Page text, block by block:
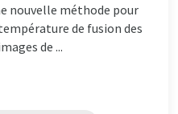
nouvelle méthode pour
de fusion des
de ...